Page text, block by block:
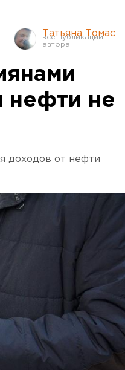
Татьяна Томас
нефти не
доходов от нефти